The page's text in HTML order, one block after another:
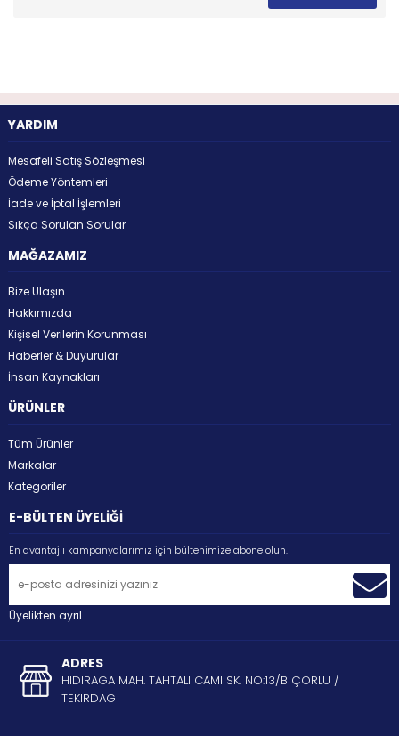
YARDIM
Mesafeli Satış Sözleşmesi
Ödeme Yöntemleri
İade ve İptal İşlemleri
Sıkça Sorulan Sorular
MAĞAZAMIZ
Bize Ulaşın
Hakkımızda
Kişisel Verilerin Korunması
Haberler & Duyurular
İnsan Kaynakları
ÜRÜNLER
Tüm Ürünler
Markalar
Kategoriler
E-BÜLTEN ÜYELİĞİ
En avantajlı kampanyalarımız için bültenimize abone olun.
Üyelikten ayrıl
ADRES
HIDIRAGA MAH. TAHTALI CAMI SK. NO:13/B ÇORLU /
TEKIRDAG